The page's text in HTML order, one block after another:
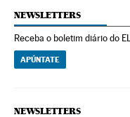
NEWSLETTERS
Receba o boletim diário do
APÚNTATE
NEWSLETTERS